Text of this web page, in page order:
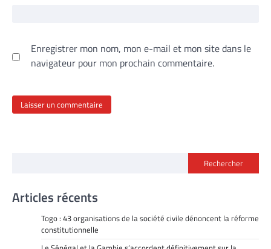
Enregistrer mon nom, mon e-mail et mon site dans le
navigateur pour mon prochain commentaire.
Rechercher
Articles récents
Togo : 43 organisations de la société civile dénoncent la réforme
constitutionnelle